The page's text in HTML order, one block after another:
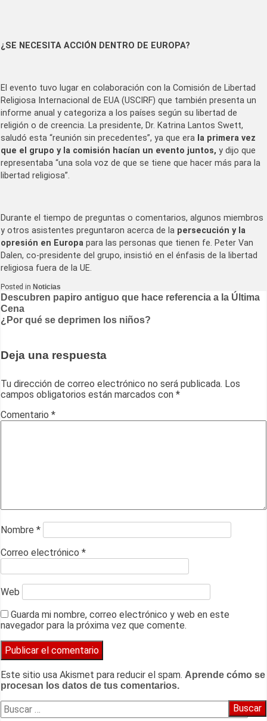
¿SE NECESITA ACCIÓN DENTRO DE EUROPA?
El evento tuvo lugar en colaboración con la Comisión de Libertad
Religiosa Internacional de EUA (USCIRF) que también presenta un
informe anual y categoriza a los países según su libertad de
religión o de creencia. La presidente, Dr. Katrina Lantos Swett,
saludó esta “reunión sin precedentes”, ya que era la primera vez
que el grupo y la comisión hacían un evento juntos, y dijo que
representaba “una sola voz de que se tiene que hacer más para la
libertad religiosa”.
Durante el tiempo de preguntas o comentarios, algunos miembros
y otros asistentes preguntaron acerca de la persecución y la
opresión en Europa para las personas que tienen fe. Peter Van
Dalen, co-presidente del grupo, insistió en el énfasis de la libertad
religiosa fuera de la UE.
Posted in Noticias
Navegación
de
Descubren papiro antiguo que hace referencia a la Última
Cena
¿Por qué se deprimen los niños?
Deja una respuesta
Tu dirección de correo electrónico no será publicada. Los
campos obligatorios están marcados con *
Comentario *
Nombre *
Correo electrónico *
Web
Guarda mi nombre, correo electrónico y web en este
navegador para la próxima vez que comente.
Este sitio usa Akismet para reducir el spam. Aprende cómo se
procesan los datos de tus comentarios.
Buscar: